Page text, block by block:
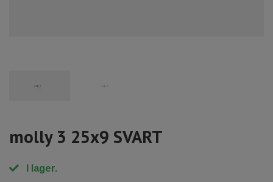
molly 3 25x9 SVART
I lager.